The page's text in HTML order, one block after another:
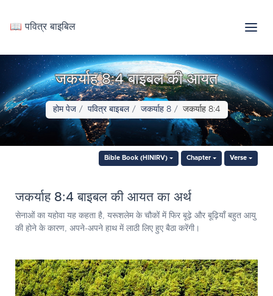
📖 पवित्र बाइबिल
जकर्याह 8:4 बाइबल की आयत
होम पेज पवित्र बाइबल जकर्याह 8 जकर्याह 8:4
Bible Book (HINIRV) Chapter Verse
जकर्याह 8:4 बाइबल की आयत का अर्थ
सेनाओं का यहोवा यह कहता है, यरूशलेम के चौकों में फिर बूढ़े और बूढ़ियाँ बहुत आयु
की होने के कारण, अपने-अपने हाथ में लाठी लिए हुए बैठा करेंगी।